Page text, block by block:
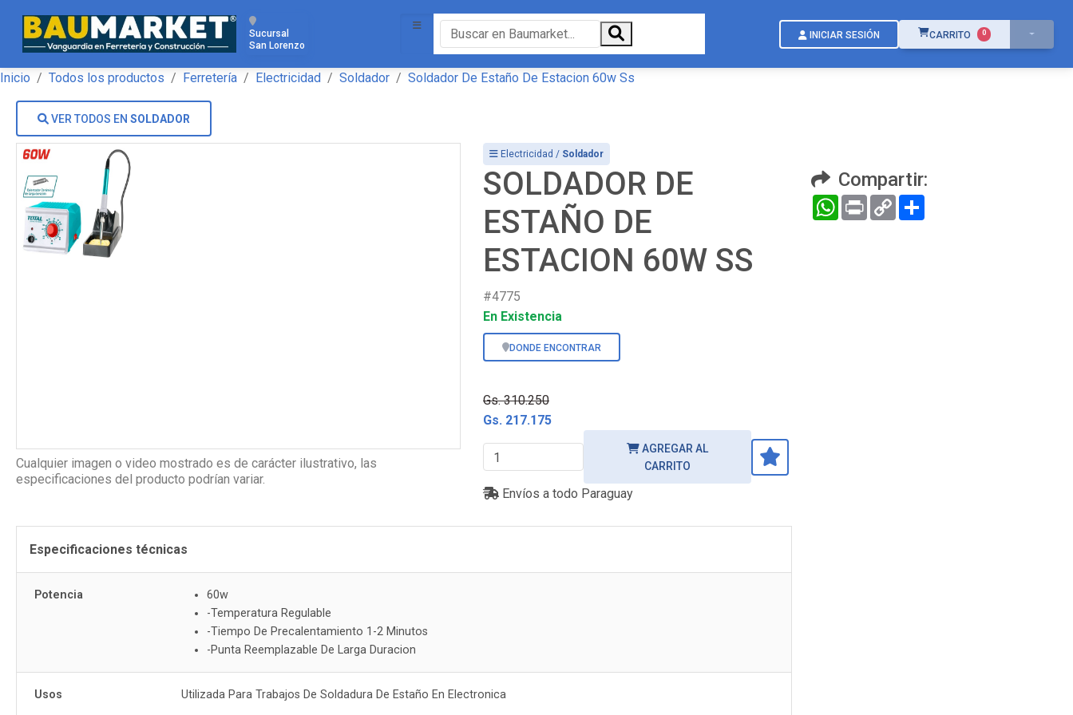
Sucursal
San Lorenzo
INICIAR SESIÓN CARRITO 0ÍTEMS EN EL CARRITO
Inicio Todos los productos Ferretería Electricidad Soldador Soldador De Estaño De Estacion 60w Ss
VER TODOS EN SOLDADOR
Cualquier imagen o video mostrado es de carácter ilustrativo, las
especificaciones del producto podrían variar.
Electricidad / Soldador
SOLDADOR DE
ESTAÑO DE
ESTACION 60W SS
#4775
En Existencia
DONDE ENCONTRAR
Gs. 310.250
Gs. 217.175
AGREGAR AL
CARRITO
Envíos a todo Paraguay
Especificaciones técnicas
Potencia
60w
-Temperatura Regulable
-Tiempo De Precalentamiento 1-2 Minutos
-Punta Reemplazable De Larga Duracion
Usos Utilizada Para Trabajos De Soldadura De Estaño En Electronica
Compartir:
WhatsApp
Print Copy
Link